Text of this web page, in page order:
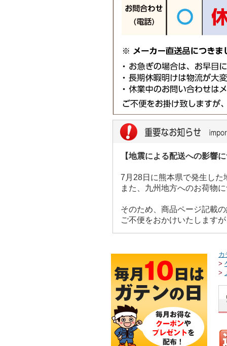
【地震による配送への影響
7月28日に熊本県で発生し
また、九州地方へのお荷物
そのため、商品ページ記載
ご不便をおかけいたします
カ
>
>